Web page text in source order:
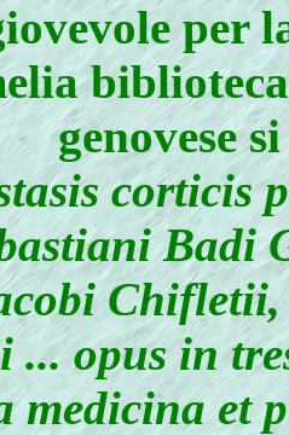
per
genovese
corticis
Badi
Chifletii,
... opus in
medicina et